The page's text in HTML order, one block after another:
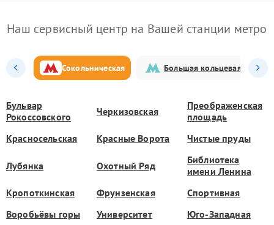
Наш сервисный центр на Вашей станции метро
Сокольническая Большая кольцевая
Бульвар
Рокоссовского
Черкизовская
Преображенская
площадь
Красносельская
Красные Ворота Чистые пруды
Лубянка Охотный Ряд
Библиотека
имени Ленина
Кропоткинская
Фрунзенская
Спортивная
Воробьёвы горы
Университет Юго-Западная